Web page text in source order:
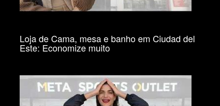
Loja de Cama, mesa e banho em Ciudad del
Este: Economize muito